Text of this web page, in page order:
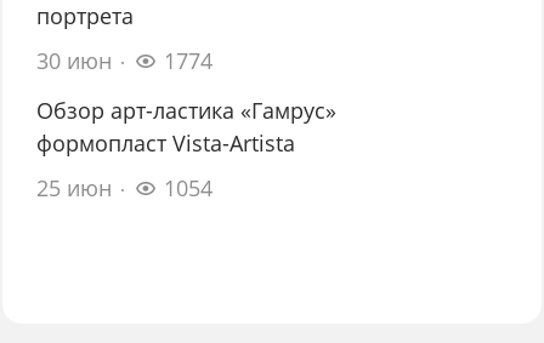
портрета
30 июн
1774
Обзор арт-ластика «Гамрус»
формопласт Vista-Artista
25 июн
1054